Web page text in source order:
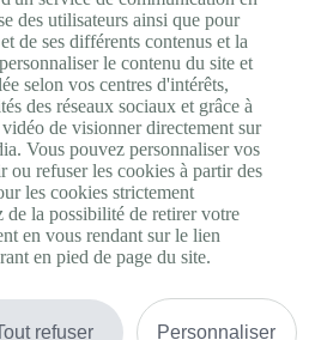
gratuitsDe 9h à 18h.
des utilisateurs ainsi que pour
de ses différents contenus et la
le contenu du site et
selon vos centres d'intérêts,
des réseaux sociaux et grâce à
de visionner directement sur
Vous pouvez personnaliser vos
ou refuser les cookies à partir des
les cookies strictement
de la possibilité de retirer votre
en vous rendant sur le lien
en pied de page du site.
refuser Personnaliser